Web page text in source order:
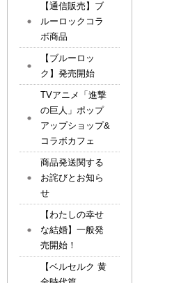
【通信販売】ブ
ルーロックコラ
ボ商品
【ブルーロッ
ク】発売開始
TVアニメ「進撃
の巨人」ポップ
アップショップ&
コラボカフェ
商品発送関する
お詫びとお知ら
せ
【わたしの幸せ
な結婚】一般発
売開始！
【ベルセルク 黄